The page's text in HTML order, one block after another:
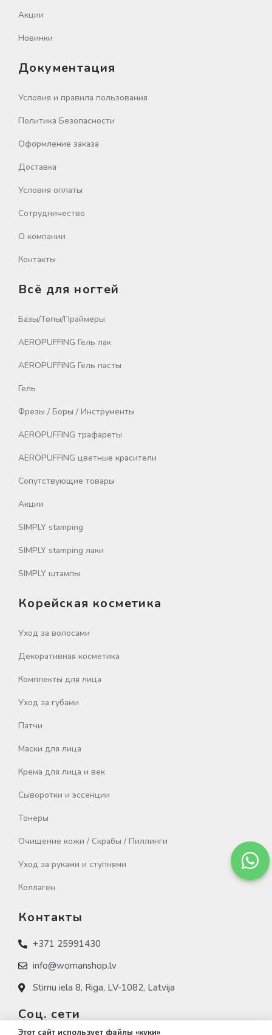
Акции
Новинки
Документация
Условия и правила пользования
Политика Безопасности
Оформление заказа
Доставка
Условия оплаты
Сотрудничество
О компании
Контакты
Всё для ногтей
Базы/Топы/Праймеры
AEROPUFFING Гель лак
AEROPUFFING Гель пасты
Гель
Фрезы / Боры / Инструменты
AEROPUFFING трафареты
AEROPUFFING цветные красители
Сопутствующие товары
Акции
SIMPLY stamping
SIMPLY stamping лаки
SIMPLY штампы
Корейская косметика
Уход за волосами
Декоративная косметика
Комплекты для лица
Уход за губами
Патчи
Маски для лица
Крема для лица и век
Сыворотки и эссенции
Тонеры
Очищение кожи / Скрабы / Пиллинги
Уход за руками и ступнями
Коллаген
Контакты
+371 25991430
info@womanshop.lv
Stirnu iela 8, Riga, LV-1082, Latvija
Соц. сети
Этот сайт использует файлы «куки»